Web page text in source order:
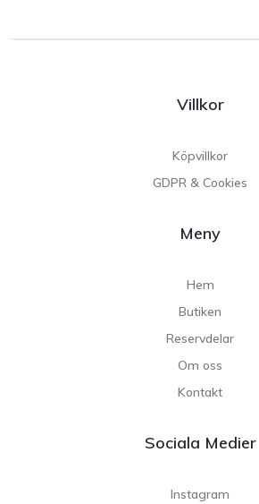
Villkor
Köpvillkor
GDPR & Cookies
Meny
Hem
Butiken
Reservdelar
Om oss
Kontakt
Sociala Medier
Instagram